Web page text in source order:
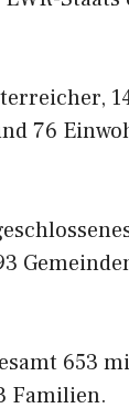
76
653
Familien.